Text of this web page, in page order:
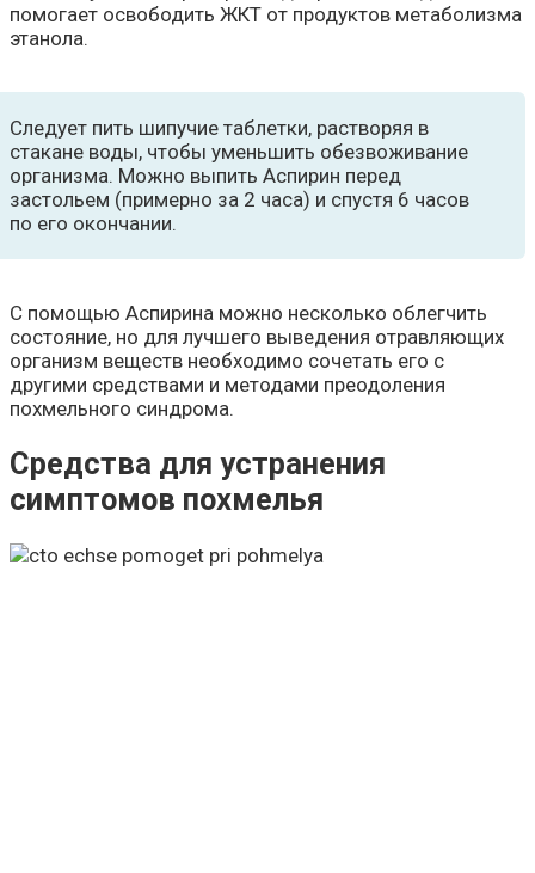
помогает освободить ЖКТ от продуктов метаболизма
этанола.
Следует пить шипучие таблетки, растворяя в
стакане воды, чтобы уменьшить обезвоживание
организма. Можно выпить Аспирин перед
застольем (примерно за 2 часа) и спустя 6 часов
по его окончании.
С помощью Аспирина можно несколько облегчить
состояние, но для лучшего выведения отравляющих
организм веществ необходимо сочетать его с
другими средствами и методами преодоления
похмельного синдрома.
Средства для устранения
симптомов похмелья